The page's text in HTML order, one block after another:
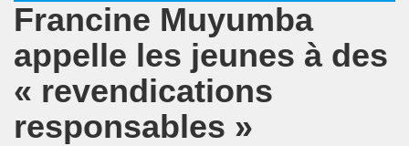
Francine Muyumba
appelle les jeunes à des
« revendications
responsables »